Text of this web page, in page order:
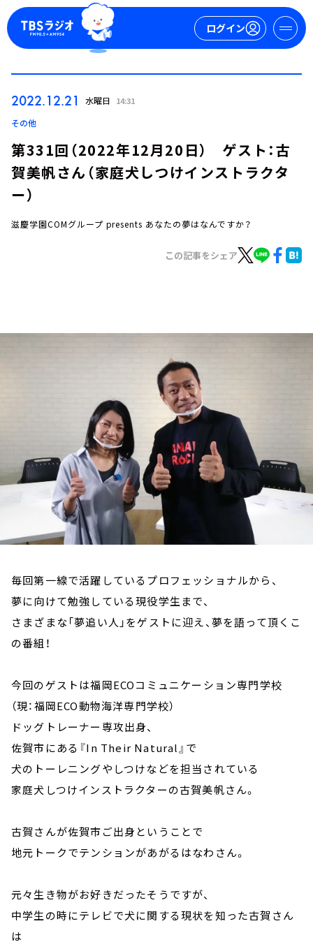
ログイン
イベント・グッズ
2022.12.21 水曜日 14:31
その他
第331回（2022年12月20日） ゲスト：古
賀美帆さん（家庭犬しつけインストラクタ
ー）
滋慶学園COMグループ presents あなたの夢はなんですか？
この記事をシェア
毎回第一線で活躍しているプロフェッショナルから、
夢に向けて勉強している現役学生まで、
さまざまな「夢追い人」をゲストに迎え、夢を語って頂くこ
の番組！
今回のゲストは福岡ECOコミュニケーション専門学校
（現：福岡ECO動物海洋専門学校）
ドッグトレーナー専攻出身、
佐賀市にある『In Their Natural』で
犬のトーレニングやしつけなどを担当されている
家庭犬しつけインストラクターの古賀美帆さん。
古賀さんが佐賀市ご出身ということで
地元トークでテンションがあがるはなわさん。
元々生き物がお好きだったそうですが、
中学生の時にテレビで犬に関する現状を知った古賀さん
は